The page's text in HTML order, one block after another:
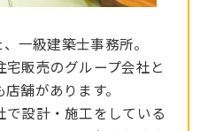
一級建築士事務所。
販売のグループ会社と
舗があります。
設計・施工をしている